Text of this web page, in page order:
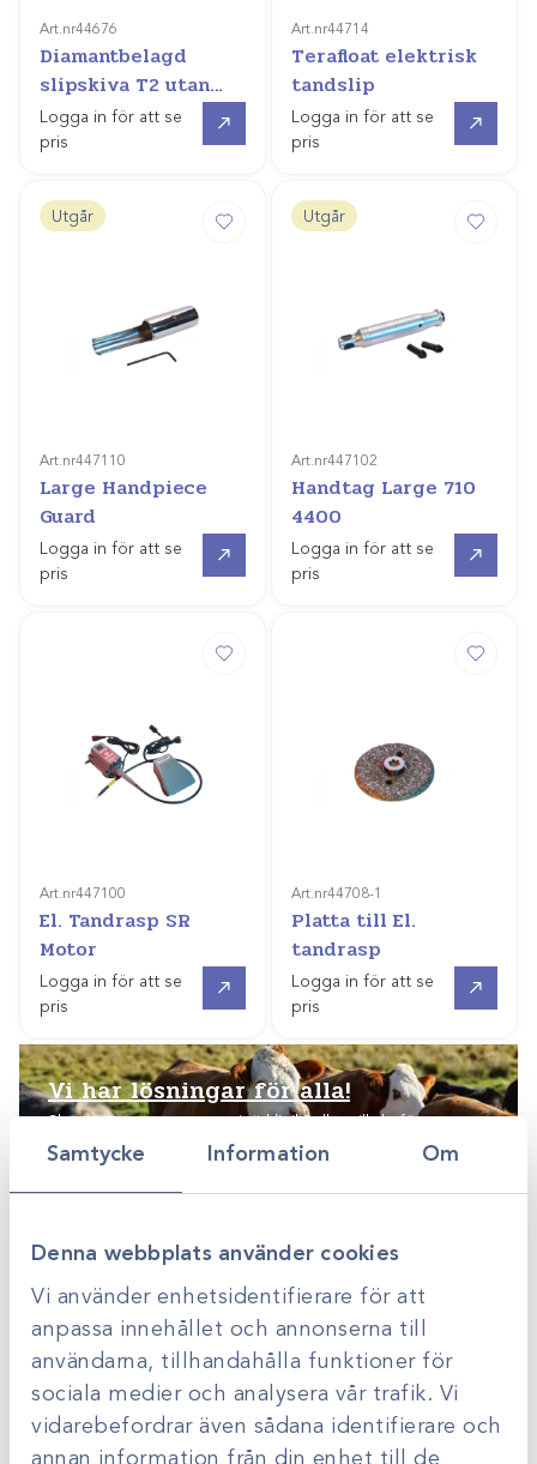
Samtycke Information Om
Denna webbplats använder cookies
Vi använder enhetsidentifierare för att
anpassa innehållet och annonserna till
användarna, tillhandahålla funktioner för
sociala medier och analysera vår trafik. Vi
vidarebefordrar även sådana identifierare och
annan information från din enhet till de
Art.nr44676
Diamantbelagd
slipskiva T2 utan
guard
Logga in för att se
pris
Art.nr44714
Terafloat elektrisk
tandslip
Logga in för att se
pris
Utgår
Art.nr447110
Large Handpiece
Guard
Logga in för att se
pris
Utgår
Art.nr447102
Handtag Large 710
4400
Logga in för att se
pris
Art.nr447100
El. Tandrasp SR
Motor
Logga in för att se
pris
Art.nr44708-1
Platta till El.
tandrasp
Logga in för att se
pris
Vi har lösningar föralla!
Ska du starta en ny veterinärklinik, eller vill du förnya en
befintlig? Scandivet hjälper dig med rådgivning,
planering och förslag på lösningar anpassade efter just
dina behov.